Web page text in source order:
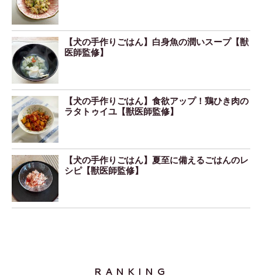
【犬の手作りごはん】白身魚の潤いスープ【獣
医師監修】
【犬の手作りごはん】食欲アップ！鶏ひき肉の
ラタトゥイユ【獣医師監修】
【犬の手作りごはん】夏至に備えるごはんのレ
シピ【獣医師監修】
RANKING